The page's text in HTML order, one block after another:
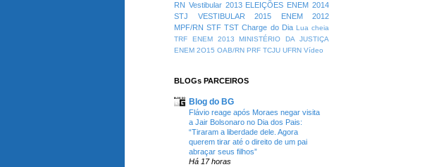
RN Vestibular 2013 ELEIÇÕES ENEM 2014
STJ
VESTIBULAR 2015
ENEM 2012
MPF/RN STF TST Charge do Dia Lua cheia
TRF
ENEM 2013
MINISTÉRIO DA JUSTIÇA
ENEM 2O15 OAB/RN PRF TCJU UFRN Vídeo
BLOGs PARCEIROS
Blog do BG
Flávio reage após Moraes negar visita
a Jair Bolsonaro no Dia dos Pais:
“Tiraram a liberdade dele. Agora
querem tirar até o direito de um pai
abraçar seus filhos”
Há 17 horas